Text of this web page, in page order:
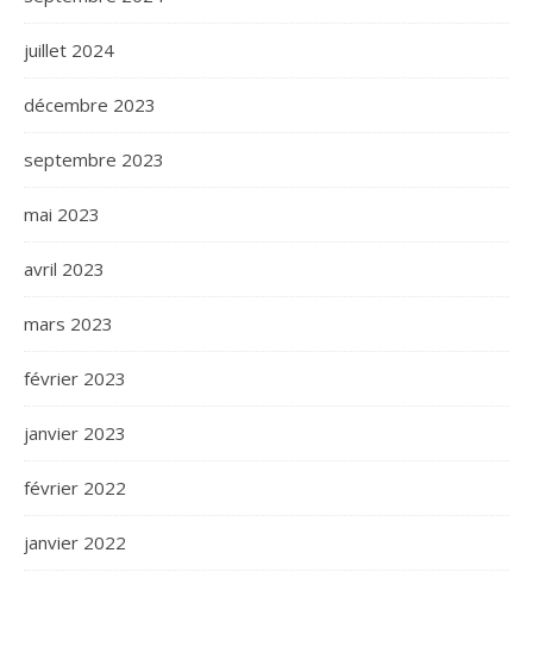
juillet 2024
décembre 2023
septembre 2023
mai 2023
avril 2023
mars 2023
février 2023
janvier 2023
février 2022
janvier 2022